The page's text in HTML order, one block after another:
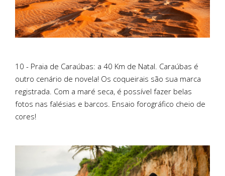
10 - Praia de Caraúbas: a 40 Km de Natal. Caraúbas é
outro cenário de novela! Os coqueirais são sua marca
registrada. Com a maré seca, é possível fazer belas
fotos nas falésias e barcos. Ensaio forográfico cheio de
cores!